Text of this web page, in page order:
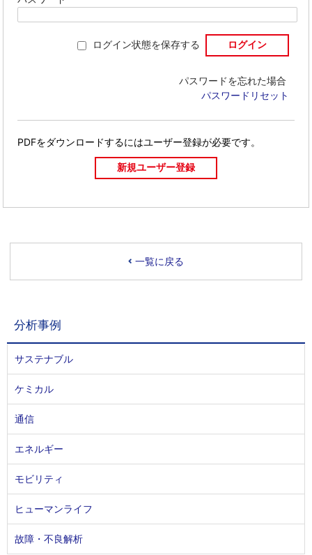
ログイン状態を保存する
パスワードを忘れた場合
パスワードリセット
PDFをダウンロードするにはユーザー登録が必要です。
一覧に戻る
分析事例
サステナブル
ケミカル
通信
エネルギー
モビリティ
ヒューマンライフ
故障・不良解析